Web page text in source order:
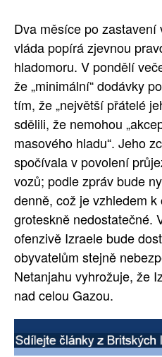
Dva měsíce po
vláda popírá zjevnou
hladomoru. V pondělí
že „minimální“ dodávky
tím, že „největší přátelé
sdělili, že nemohou
masového hladu“. Jeho
spočívala v povolení
vozů; podle zpráv bude
denně, což je vzhledem
groteskně nedostatečné.
ofenzivě Izraele bude
obyvatelům stejně
Netanjahu vyhrožuje, že
nad celou Gazou.